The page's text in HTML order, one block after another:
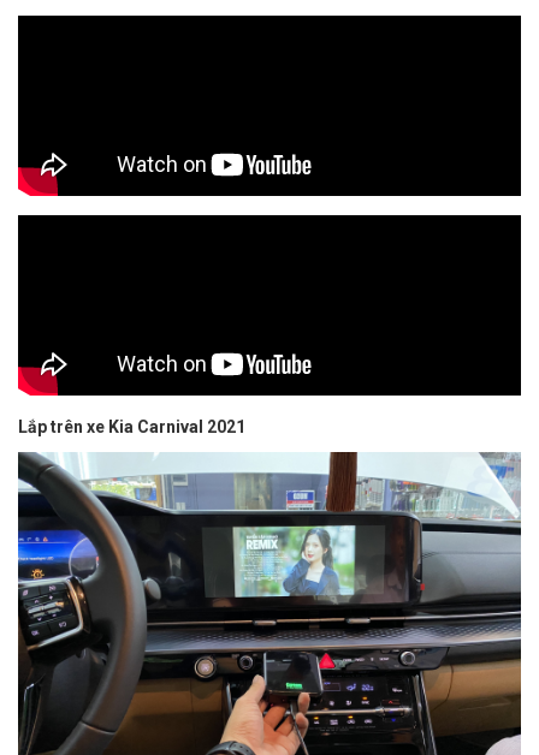
Lắp trên xe Kia Carnival 2021